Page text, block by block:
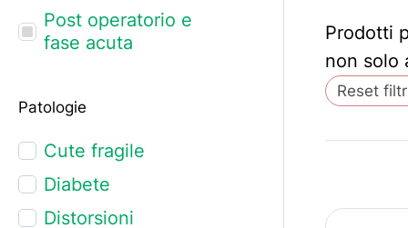
Prodotti
non solo
Reset
Post operatorio e
fase acuta
Patologie
Cute fragile
Diabete
Distorsioni